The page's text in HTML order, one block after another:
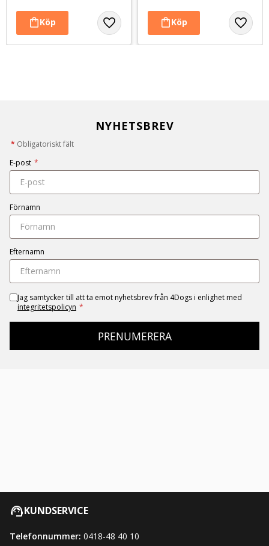
NYHETSBREV
* Obligatoriskt fält
E-post *
Förnamn
Efternamn
Jag samtycker till att ta emot nyhetsbrev från 4Dogs i enlighet med
integritetspolicyn *
PRENUMERERA
KUNDSERVICE
Telefonnummer: 0418-48 40 10